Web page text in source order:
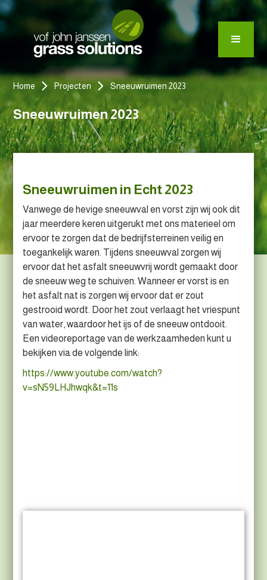
Home Projecten Sneeuwruimen 2023
Sneeuwruimen 2023
Sneeuwruimen in Echt 2023
Vanwege de hevige sneeuwval en vorst zijn wij ook dit
jaar meerdere keren uitgerukt met ons materieel om
ervoor te zorgen dat de bedrijfsterreinen veilig en
toegankelijk waren. Tijdens sneeuwval zorgen wij
ervoor dat het asfalt sneeuwvrij wordt gemaakt door
de sneeuw weg te schuiven. Wanneer er vorst is en
het asfalt nat is zorgen wij ervoor dat er zout
gestrooid wordt. Door het zout verlaagt het vriespunt
van water, waardoor het ijs of de sneeuw ontdooit.
Een videoreportage van de werkzaamheden kunt u
bekijken via de volgende link:
https://www.youtube.com/watch?
v=sN59LHJhwqk&t=11s